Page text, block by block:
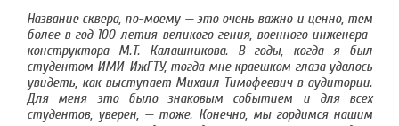
Название сквера, по-моему — это очень важно и ценно, тем
более в год 100-летия великого гения, военного инженера-
конструктора М.Т. Калашникова. В годы, когда я был
студентом ИМИ-ИжГТУ, тогда мне краешком глаза удалось
увидеть, как выступает Михаил Тимофеевич в аудитории.
Для меня это было знаковым событием и для всех
студентов, уверен, — тоже. Конечно, мы гордимся нашим